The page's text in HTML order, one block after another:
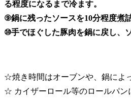
る程度になるまで冷ます。
⑨鍋に残ったソースを10分程度煮
⑩手でほぐした豚肉を鍋に戻し、
☆焼き時間はオーブンや、鍋によ
☆ カイザーロール等のロールパン